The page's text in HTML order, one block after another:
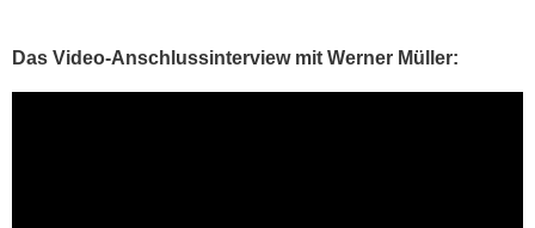
Das Video-Anschlussinterview mit Werner Müller: